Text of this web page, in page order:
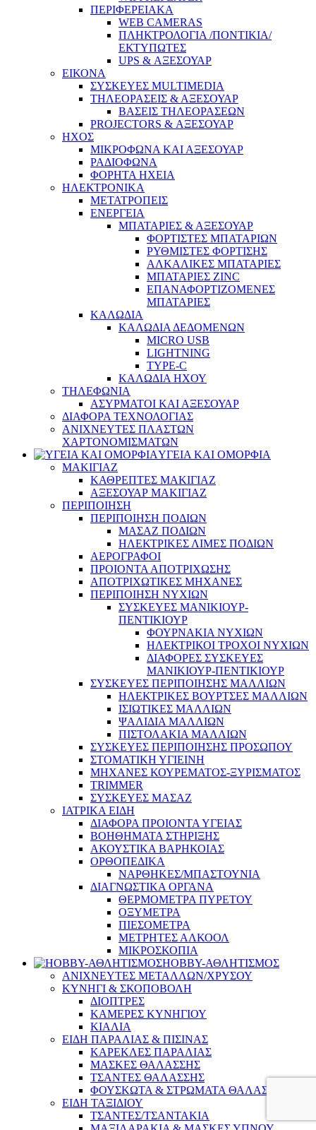
ΠΕΡΙΦΕΡΕΙΑΚΑ
WEB CAMERAS
ΠΛΗΚΤΡΟΛΟΓΙΑ /ΠΟΝΤΙΚΙΑ/
ΕΚΤΥΠΩΤΕΣ
UPS & ΑΞΕΣΟΥΑΡ
ΕΙΚΟΝΑ
ΣΥΣΚΕΥΕΣ MULTIMEDIA
ΤΗΛΕΟΡΑΣΕΙΣ & ΑΞΕΣΟΥΑΡ
ΒΑΣΕΙΣ ΤΗΛΕΟΡΑΣΕΩΝ
PROJECTORS & ΑΞΕΣΟΥΑΡ
ΗΧΟΣ
ΜΙΚΡΟΦΩΝΑ ΚΑΙ ΑΞΕΣΟΥΑΡ
ΡΑΔΙΟΦΩΝΑ
ΦΟΡΗΤΑ ΗΧΕΙΑ
ΗΛΕΚΤΡΟΝΙΚΑ
ΜΕΤΑΤΡΟΠΕΙΣ
ΕΝΕΡΓΕΙΑ
ΜΠΑΤΑΡΙΕΣ & ΑΞΕΣΟΥΑΡ
ΦΟΡΤΙΣΤΕΣ ΜΠΑΤΑΡΙΩΝ
ΡΥΘΜΙΣΤΕΣ ΦΟΡΤΙΣΗΣ
ΑΛΚΑΛΙΚΕΣ ΜΠΑΤΑΡΙΕΣ
ΜΠΑΤΑΡΙΕΣ ZINC
ΕΠΑΝΑΦΟΡΤΙΖΟΜΕΝΕΣ
ΜΠΑΤΑΡΙΕΣ
ΚΑΛΩΔΙΑ
ΚΑΛΩΔΙΑ ΔΕΔΟΜΕΝΩΝ
MICRO USB
LIGHTNING
TYPE-C
ΚΑΛΩΔΙΑ ΗΧΟΥ
ΤΗΛΕΦΩΝΙΑ
ΑΣΥΡΜΑΤΟΙ ΚΑΙ ΑΞΕΣΟΥΑΡ
ΔΙΑΦΟΡΑ ΤΕΧΝΟΛΟΓΙΑΣ
ΑΝΙΧΝΕΥΤΕΣ ΠΛΑΣΤΩΝ
ΧΑΡΤΟΝΟΜΙΣΜΑΤΩΝ
ΥΓΕΙΑ ΚΑΙ ΟΜΟΡΦΙΑ
ΜΑΚΙΓΙΑΖ
ΚΑΘΡΕΠΤΕΣ ΜΑΚΙΓΙΑΖ
ΑΞΕΣΟΥΑΡ ΜΑΚΙΓΙΑΖ
ΠΕΡΙΠΟΙΗΣΗ
ΠΕΡΙΠΟΙΗΣΗ ΠΟΔΙΩΝ
ΜΑΣΑΖ ΠΟΔΙΩΝ
ΗΛΕΚΤΡΙΚΕΣ ΛΙΜΕΣ ΠΟΔΙΩΝ
ΑΕΡΟΓΡΑΦΟΙ
ΠΡΟΙΟΝΤΑ ΑΠΟΤΡΙΧΩΣΗΣ
ΑΠΟΤΡΙΧΩΤΙΚΕΣ ΜΗΧΑΝΕΣ
ΠΕΡΙΠΟΙΗΣΗ ΝΥΧΙΩΝ
ΣΥΣΚΕΥΕΣ ΜΑΝΙΚΙΟΥΡ-
ΠΕΝΤΙΚΙΟΥΡ
ΦΟΥΡΝΑΚΙΑ ΝΥΧΙΩΝ
ΗΛΕΚΤΡΙΚΟΙ ΤΡΟΧΟΙ ΝΥΧΙΩΝ
ΔΙΑΦΟΡΕΣ ΣΥΣΚΕΥΕΣ
ΜΑΝΙΚΙΟΥΡ-ΠΕΝΤΙΚΙΟΥΡ
ΣΥΣΚΕΥΕΣ ΠΕΡΙΠΟΙΗΣΗΣ ΜΑΛΛΙΩΝ
ΗΛΕΚΤΡΙΚΕΣ ΒΟΥΡΤΣΕΣ ΜΑΛΛΙΩΝ
ΙΣΙΩΤΙΚΕΣ ΜΑΛΛΙΩΝ
ΨΑΛΙΔΙΑ ΜΑΛΛΙΩΝ
ΠΙΣΤΟΛΑΚΙΑ ΜΑΛΛΙΩΝ
ΣΥΣΚΕΥΕΣ ΠΕΡΙΠΟΙΗΣΗΣ ΠΡΟΣΩΠΟΥ
ΣΤΟΜΑΤΙΚΗ ΥΓΙΕΙΝΗ
ΜΗΧΑΝΕΣ ΚΟΥΡΕΜΑΤΟΣ-ΞΥΡΙΣΜΑΤΟΣ
TRIMMER
ΣΥΣΚΕΥΕΣ ΜΑΣΑΖ
ΙΑΤΡΙΚΑ ΕΙΔΗ
ΔΙΑΦΟΡΑ ΠΡΟΙΟΝΤΑ ΥΓΕΙΑΣ
ΒΟΗΘΗΜΑΤΑ ΣΤΗΡΙΞΗΣ
ΑΚΟΥΣΤΙΚΑ ΒΑΡΗΚΟΙΑΣ
ΟΡΘΟΠΕΔΙΚΑ
ΝΑΡΘΗΚΕΣ/ΜΠΑΣΤΟΥΝΙΑ
ΔΙΑΓΝΩΣΤΙΚΑ ΟΡΓΑΝΑ
ΘΕΡΜΟΜΕΤΡΑ ΠΥΡΕΤΟΥ
ΟΞΥΜΕΤΡΑ
ΠΙΕΣΟΜΕΤΡΑ
ΜΕΤΡΗΤΕΣ ΑΛΚΟΟΛ
ΜΙΚΡΟΣΚΟΠΙΑ
HOBBY-ΑΘΛΗΤΙΣΜΟΣ
ΑΝΙΧΝΕΥΤΕΣ ΜΕΤΑΛΛΩΝ/ΧΡΥΣΟΥ
ΚΥΝΗΓΙ & ΣΚΟΠΟΒΟΛΗ
ΔΙΟΠΤΡΕΣ
ΚΑΜΕΡΕΣ ΚΥΝΗΓΙΟΥ
ΚΙΑΛΙΑ
ΕΙΔΗ ΠΑΡΑΛΙΑΣ & ΠΙΣΙΝΑΣ
ΚΑΡΕΚΛΕΣ ΠΑΡΑΛΙΑΣ
ΜΑΣΚΕΣ ΘΑΛΑΣΣΗΣ
ΤΣΑΝΤΕΣ ΘΑΛΑΣΣΗΣ
ΦΟΥΣΚΩΤΑ & ΣΤΡΩΜΑΤΑ ΘΑΛΑΣΣΗΣ
ΕΙΔΗ ΤΑΞΙΔΙΟΥ
ΤΣΑΝΤΕΣ/ΤΣΑΝΤΑΚΙΑ